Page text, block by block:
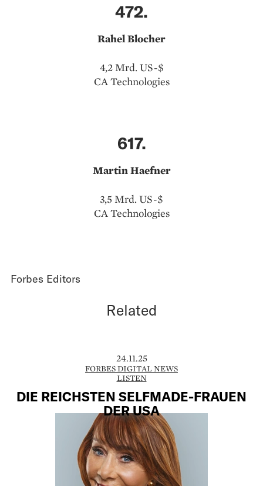
472.
Rahel Blocher
4,2 Mrd. US-$
CA Technologies
617.
Martin Haefner
3,5 Mrd. US-$
CA Technologies
Forbes Editors
Related
24.11.25
FORBES DIGITAL NEWS
LISTEN
DIE REICHSTEN SELFMADE-FRAUEN
DER USA